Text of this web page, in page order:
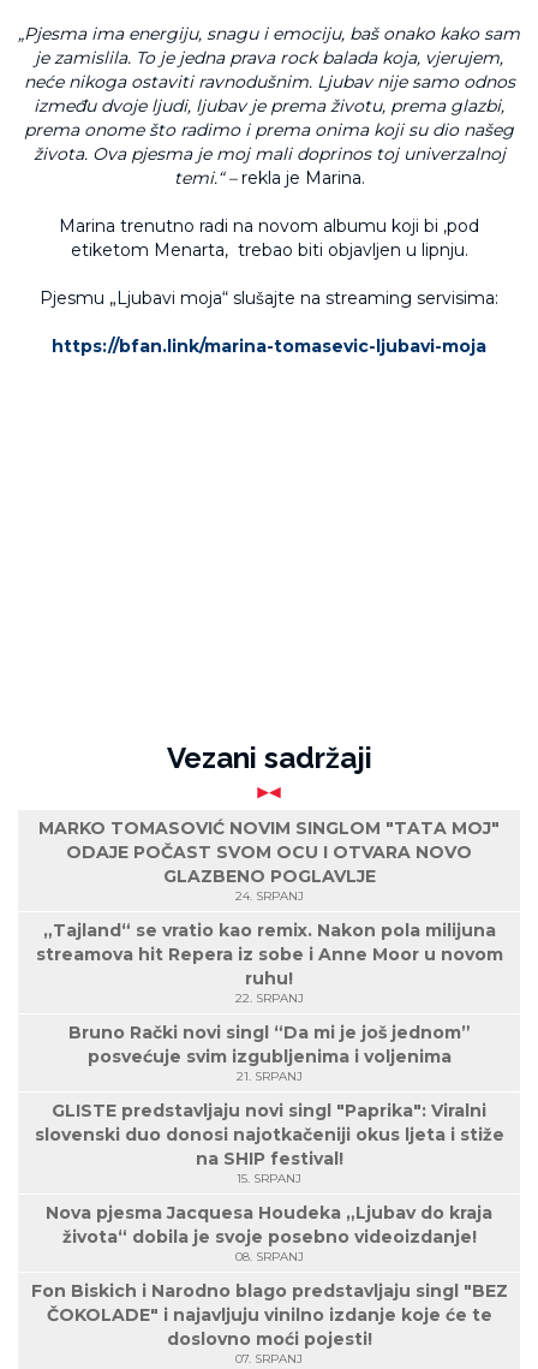
„Pjesma ima energiju, snagu i emociju, baš onako kako sam
je zamislila. To je jedna prava rock balada koja, vjerujem,
neće nikoga ostaviti ravnodušnim. Ljubav nije samo odnos
između dvoje ljudi, ljubav je prema životu, prema glazbi,
prema onome što radimo i prema onima koji su dio našeg
života. Ova pjesma je moj mali doprinos toj univerzalnoj
temi.“ –rekla je Marina.
Marina trenutno radi na novom albumu koji bi ,pod
etiketom Menarta, trebao biti objavljen u lipnju.
Pjesmu „Ljubavi moja“ slušajte na streaming servisima:
https://bfan.link/marina-tomasevic-ljubavi-moja
Vezani sadržaji
MARKO TOMASOVIĆ NOVIM SINGLOM "TATA MOJ"
ODAJE POČAST SVOM OCU I OTVARA NOVO
GLAZBENO POGLAVLJE
24. SRPANJ
„Tajland“ se vratio kao remix. Nakon pola milijuna
streamova hit Repera iz sobe i Anne Moor u novom
ruhu!
22. SRPANJ
Bruno Rački novi singl “Da mi je još jednom”
posvećuje svim izgubljenima i voljenima
21. SRPANJ
GLISTE predstavljaju novi singl "Paprika": Viralni
slovenski duo donosi najotkačeniji okus ljeta i stiže
na SHIP festival!
15. SRPANJ
Nova pjesma Jacquesa Houdeka „Ljubav do kraja
života“ dobila je svoje posebno videoizdanje!
08. SRPANJ
Fon Biskich i Narodno blago predstavljaju singl "BEZ
ČOKOLADE" i najavljuju vinilno izdanje koje će te
doslovno moći pojesti!
07. SRPANJ